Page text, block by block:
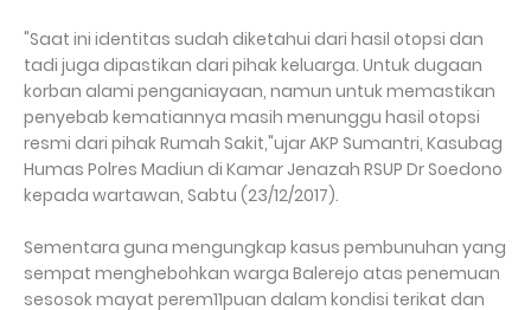
"Saat ini identitas sudah diketahui dari hasil otopsi dan
tadi juga dipastikan dari pihak keluarga. Untuk dugaan
korban alami penganiayaan, namun untuk memastikan
penyebab kematiannya masih menunggu hasil otopsi
resmi dari pihak Rumah Sakit,"ujar AKP Sumantri, Kasubag
Humas Polres Madiun di Kamar Jenazah RSUP Dr Soedono
kepada wartawan, Sabtu (23/12/2017).
Sementara guna mengungkap kasus pembunuhan yang
sempat menghebohkan warga Balerejo atas penemuan
sesosok mayat perem11puan dalam kondisi terikat dan